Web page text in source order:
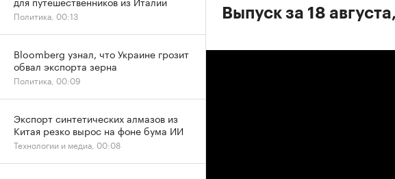
Выпуск за 18
Политика, 00:13
Bloomberg узнал, что Украине грозит
обвал экспорта зерна
Политика, 00:09
Экспорт синтетических алмазов из
Китая резко вырос на фоне бума ИИ
Технологии и медиа, 00:08